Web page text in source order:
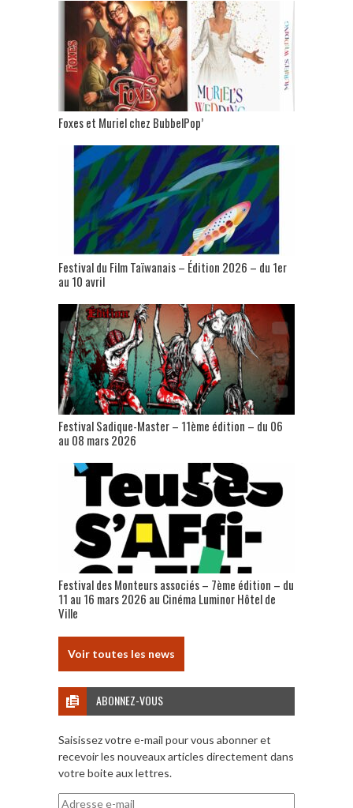
Foxes et Muriel chez BubbelPop’
Festival du Film Taïwanais – Édition 2026 – du 1er
au 10 avril
Festival Sadique-Master – 11ème édition – du 06
au 08 mars 2026
Festival des Monteurs associés – 7ème édition – du
11 au 16 mars 2026 au Cinéma Luminor Hôtel de
Ville
Voir toutes les news
ABONNEZ-VOUS
Saisissez votre e-mail pour vous abonner et
recevoir les nouveaux articles directement dans
votre boite aux lettres.
Adresse